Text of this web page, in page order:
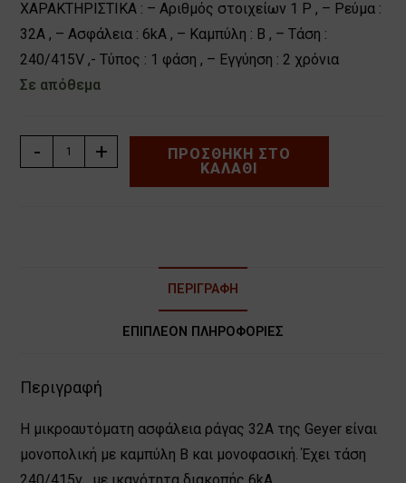
ΧΑΡΑΚΤΗΡΙΣΤΙΚΑ : – Αριθμός στοιχείων 1 P , – Ρεύμα :
32A , – Ασφάλεια : 6kA , – Καμπύλη : B , – Τάση :
240/415V ,- Τύπος : 1 φάση , – Εγγύηση : 2 χρόνια
Σε απόθεμα
ΑΣΦΑΛΕΙΑ
ΡΑΓΑΣ
- +
ΠΡΟΣΘΉΚΗ ΣΤΟ
ΚΑΛΆΘΙ
ΠΕΡΙΓΡΑΦΉ
ΕΠΙΠΛΈΟΝ ΠΛΗΡΟΦΟΡΊΕΣ
Περιγραφή
H μικροαυτόματη ασφάλεια ράγας 32Α της Geyer είναι
μονοπολική με καμπύλη B και μονοφασική. Έχει τάση